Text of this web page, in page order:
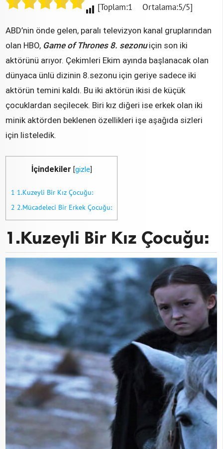
[Toplam:1 Ortalama:5/5]
ABD’nin önde gelen, paralı televizyon kanal gruplarından
olan HBO, Game of Thrones 8. sezonuiçin son iki
aktörünü arıyor. Çekimleri Ekim ayında başlanacak olan
dünyaca ünlü dizinin 8.sezonu için geriye sadece iki
aktörün temini kaldı. Bu iki aktörün ikisi de küçük
çocuklardan seçilecek. Biri kız diğeri ise erkek olan iki
minik aktörden beklenen özellikleri işe aşağıda sizleri
için listeledik.
İçindekiler [gizle]
1 1.Kuzeyli Bir Kız Çocuğu:
2 2.Mücadeleci Bir Erkek Çocuğu:
1.Kuzeyli Bir Kız Çocuğu: